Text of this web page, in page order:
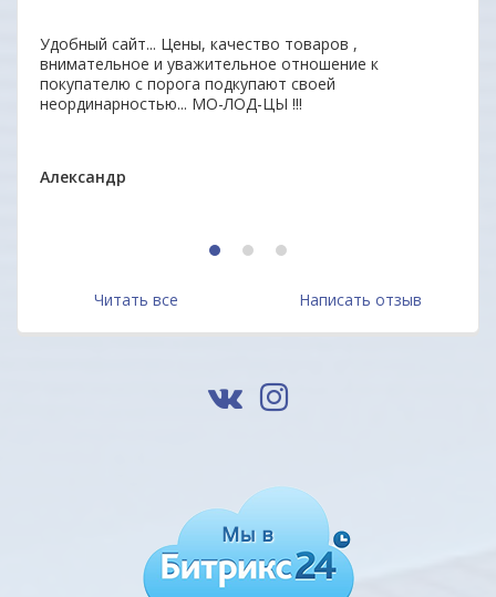
Удобный сайт... Цены, качество товаров ,
внимательное и уважительное отношение к
покупателю с порога подкупают своей
неординарностью... МО-ЛОД-ЦЫ !!!
Александр
1 2 3
Читать все Написать отзыв